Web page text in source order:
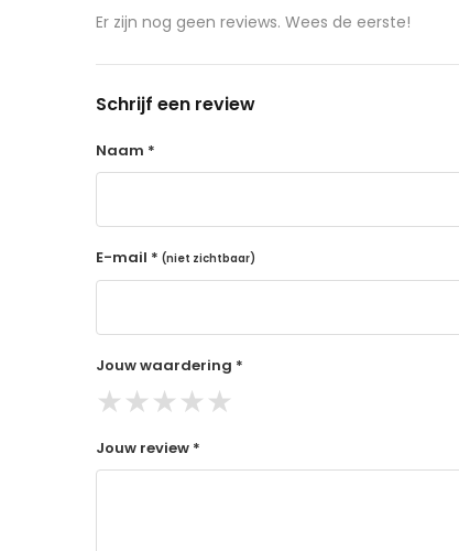
aangeschafte product terug naar de koper.
14 dagen retourtermijn
Binnen 14 dagen een terugbetaling na
De terugbetaling wordt gedaan via de
Er zijn nog geen reviews. Wees de eerste!
Schrijf een review
Naam *
E-mail * (niet zichtbaar)
Jouw waardering *
★★★★★
Jouw review *